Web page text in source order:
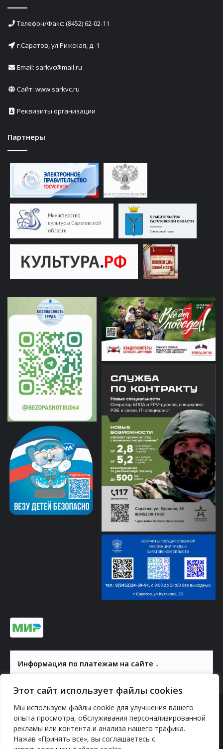
Этот сайт использует файлы cookies
Мы используем файлы cookie для улучшения вашего
опыта просмотра, обслуживания персонализированной
рекламы или контента и анализа нашего трафика.
Нажав «Принять все», вы соглашаетесь с
Телефон/Факс: (8452) 62-02-11
г.Саратов, ул.Рижская, д. 1
Email: sarkvc@mail.ru
Сайт: www.sarkvc.ru
Реквизиты организации
Партнеры
Информация по платежам на сайте ↓
© 2000-2026, ГАУК СОМ КВЦ
Политика конфиденциальности